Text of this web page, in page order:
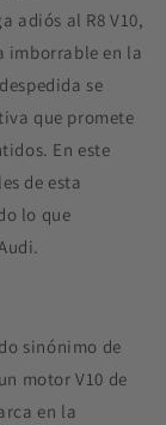
adiós al R8 V10,
imborrable en la
se
que promete
En este
de esta
lo que
sinónimo de
motor V10 de
en la